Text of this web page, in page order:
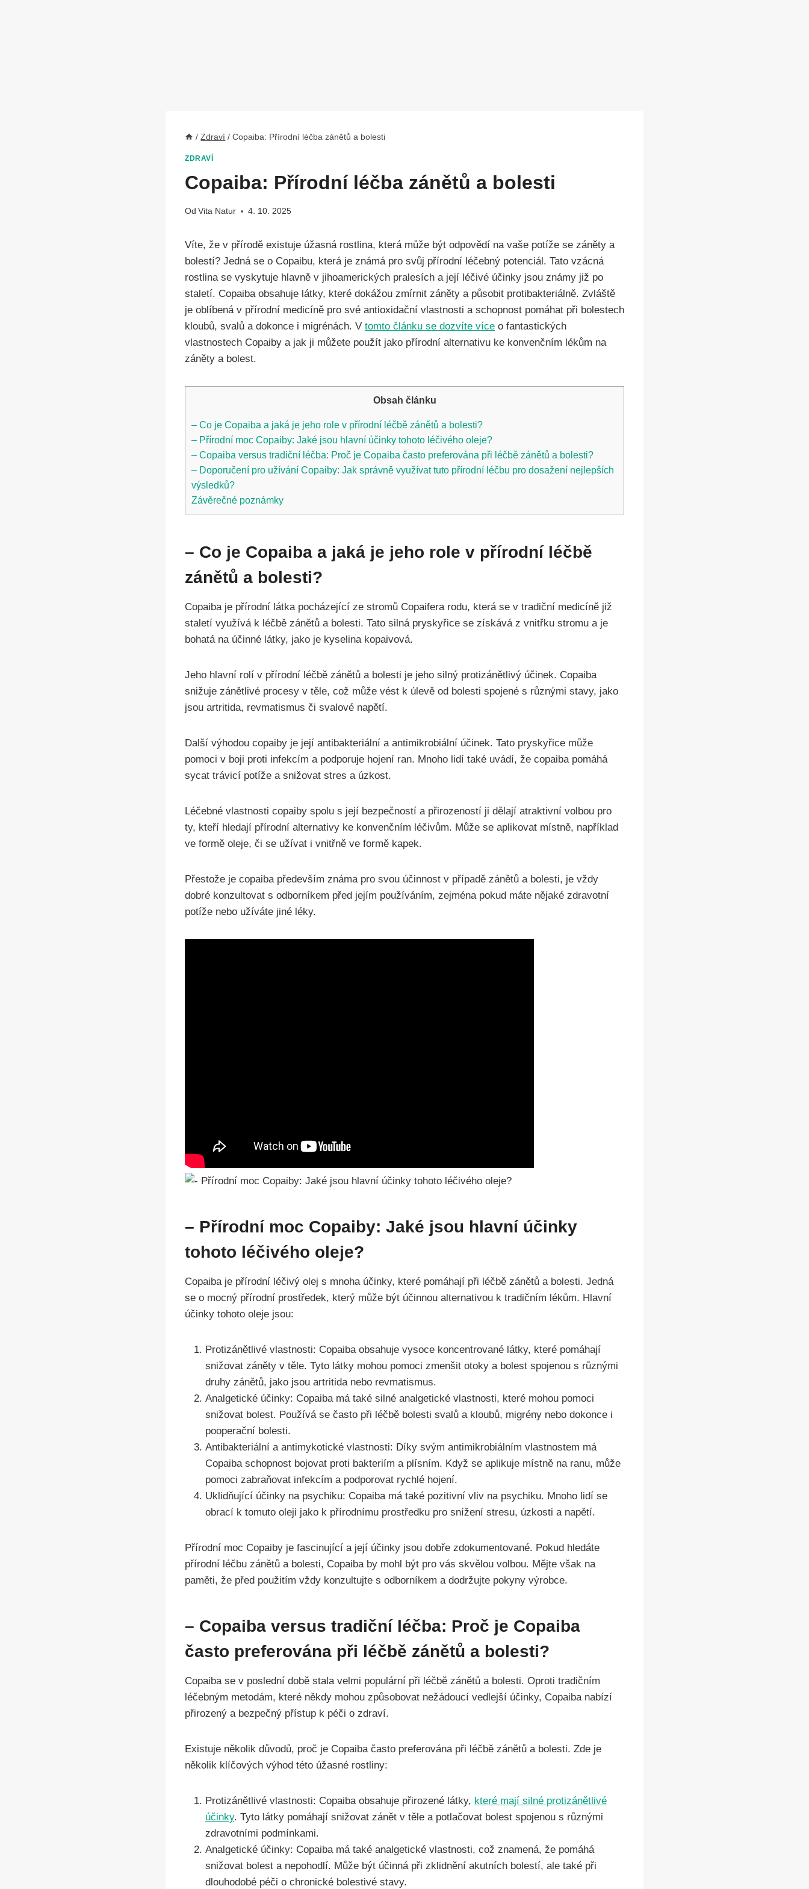
/ Zdraví / Copaiba: Přírodní léčba zánětů a bolesti
ZDRAVÍ
Copaiba: Přírodní léčba zánětů a bolesti
Od Vita Natur 4. 10. 2025
Víte, že v přírodě existuje úžasná rostlina, která může být odpovědí na vaše potíže se záněty a
bolestí? Jedná se o Copaibu, která je známá pro svůj přírodní léčebný potenciál. Tato vzácná
rostlina se vyskytuje hlavně v jihoamerických pralesích a její léčivé účinky jsou známy již po
staletí. Copaiba obsahuje látky, které dokážou zmírnit záněty a působit protibakteriálně. Zvláště
je oblíbená v přírodní medicíně pro své antioxidační vlastnosti a schopnost pomáhat při bolestech
kloubů, svalů a dokonce i migrénách. V tomto článku se dozvíte více o fantastických
vlastnostech Copaiby a jak ji můžete použít jako přírodní alternativu ke konvenčním lékům na
záněty a bolest.
Obsah článku
– Co je Copaiba a jaká je jeho role v přírodní léčbě zánětů a bolesti?
– Přírodní moc Copaiby: Jaké jsou hlavní účinky tohoto léčivého oleje?
– Copaiba versus tradiční léčba: Proč je Copaiba často preferována při léčbě zánětů a bolesti?
– Doporučení pro užívání Copaiby: Jak správně využívat tuto přírodní léčbu pro dosažení nejlepších
výsledků?
Závěrečné poznámky
– Co je Copaiba a jaká je jeho role v přírodní léčbě
zánětů a bolesti?
Copaiba je přírodní látka pocházející ze stromů Copaifera rodu, která se v tradiční medicíně již
staletí využívá k léčbě zánětů a bolesti. Tato silná pryskyřice se získává z vnitřku stromu a je
bohatá na účinné látky, jako je kyselina kopaivová.
Jeho hlavní rolí v přírodní léčbě zánětů a bolesti je jeho silný protizánětlivý účinek. Copaiba
snižuje zánětlivé procesy v těle, což může vést k úlevě od bolesti spojené s různými stavy, jako
jsou artritida, revmatismus či svalové napětí.
Další výhodou copaiby je její antibakteriální a antimikrobiální účinek. Tato pryskyřice může
pomoci v boji proti infekcím a podporuje hojení ran. Mnoho lidí také uvádí, že copaiba pomáhá
sycat trávicí potíže a snižovat stres a úzkost.
Léčebné vlastnosti copaiby spolu s její bezpečností a přirozeností ji dělají atraktivní volbou pro
ty, kteří hledají přírodní alternativy ke konvenčním léčivům. Může se aplikovat místně, například
ve formě oleje, či se užívat i vnitřně ve formě kapek.
Přestože je copaiba především známa pro svou účinnost v případě zánětů a bolesti, je vždy
dobré konzultovat s odborníkem před jejím používáním, zejména pokud máte nějaké zdravotní
potíže nebo užíváte jiné léky.
– Přírodní moc Copaiby: Jaké jsou hlavní účinky
tohoto léčivého oleje?
Copaiba je přírodní léčivý olej s mnoha účinky, které pomáhají při léčbě zánětů a bolesti. Jedná
se o mocný přírodní prostředek, který může být účinnou alternativou k tradičním lékům. Hlavní
účinky tohoto oleje jsou:
Protizánětlivé vlastnosti: Copaiba obsahuje vysoce koncentrované látky, které pomáhají
snižovat záněty v těle. Tyto látky mohou pomoci zmenšit otoky a bolest spojenou s různými
druhy zánětů, jako jsou artritida nebo revmatismus.
Analgetické účinky: Copaiba má také silné analgetické vlastnosti, které mohou pomoci
snižovat bolest. Používá se často při léčbě bolesti svalů a kloubů, migrény nebo dokonce i
pooperační bolesti.
Antibakteriální a antimykotické vlastnosti: Díky svým antimikrobiálním vlastnostem má
Copaiba schopnost bojovat proti bakteriím a plísním. Když se aplikuje místně na ranu, může
pomoci zabraňovat infekcím a podporovat rychlé hojení.
Uklidňující účinky na psychiku: Copaiba má také pozitivní vliv na psychiku. Mnoho lidí se
obrací k tomuto oleji jako k přírodnímu prostředku pro snížení stresu, úzkosti a napětí.
Přírodní moc Copaiby je fascinující a její účinky jsou dobře zdokumentované. Pokud hledáte
přírodní léčbu zánětů a bolesti, Copaiba by mohl být pro vás skvělou volbou. Mějte však na
paměti, že před použitím vždy konzultujte s odborníkem a dodržujte pokyny výrobce.
– Copaiba versus tradiční léčba: Proč je Copaiba
často preferována při léčbě zánětů a bolesti?
Copaiba se v poslední době stala velmi populární při léčbě zánětů a bolesti. Oproti tradičním
léčebným metodám, které někdy mohou způsobovat nežádoucí vedlejší účinky, Copaiba nabízí
přirozený a bezpečný přístup k péči o zdraví.
Existuje několik důvodů, proč je Copaiba často preferována při léčbě zánětů a bolesti. Zde je
několik klíčových výhod této úžasné rostliny:
Protizánětlivé vlastnosti: Copaiba obsahuje přirozené látky, které mají silné protizánětlivé
účinky. Tyto látky pomáhají snižovat zánět v těle a potlačovat bolest spojenou s různými
zdravotními podmínkami.
Analgetické účinky: Copaiba má také analgetické vlastnosti, což znamená, že pomáhá
snižovat bolest a nepohodlí. Může být účinná při zklidnění akutních bolestí, ale také při
dlouhodobé péči o chronické bolestivé stavy.